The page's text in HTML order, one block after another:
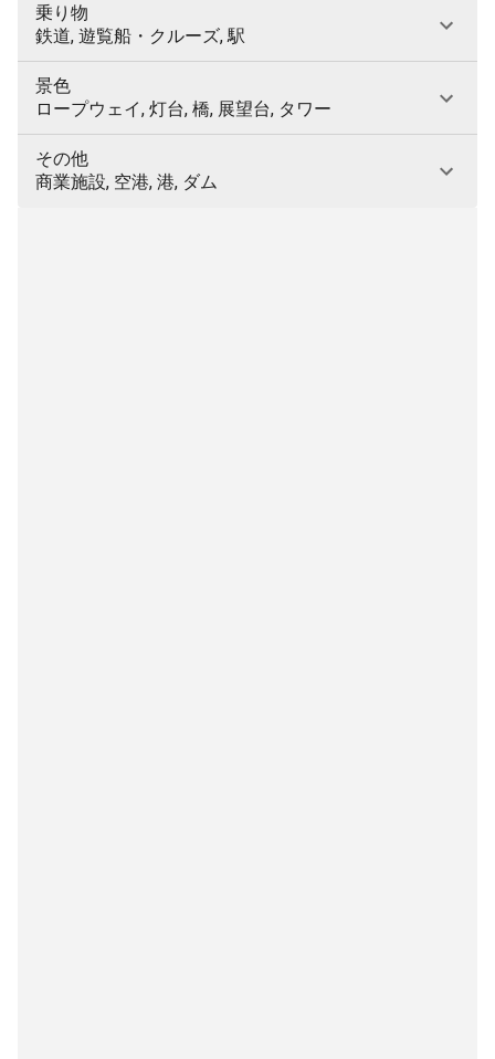
乗り物
鉄道, 遊覧船・クルーズ, 駅
景色
ロープウェイ, 灯台, 橋, 展望台, タワー
その他
商業施設, 空港, 港, ダム